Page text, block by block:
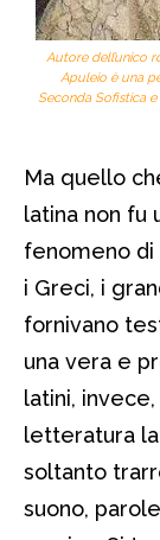
Autore dell’unico
Apuleio è una
Seconda Sofistica
Ma quello
latina non fu
fenomeno di
i Greci, i
fornivano
una vera e
latini,
letteratura
soltanto
suono,